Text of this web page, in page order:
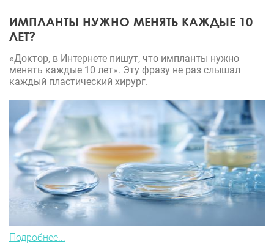
ИМПЛАНТЫ НУЖНО МЕНЯТЬ КАЖДЫЕ 10
ЛЕТ?
«Доктор, в Интернете пишут, что импланты нужно
менять каждые 10 лет». Эту фразу не раз слышал
каждый пластический хирург.
Подробнее...